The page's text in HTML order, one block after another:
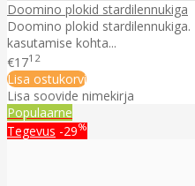
Doomino plokid stardilennukiga
Doomino plokid
kasutamise kohta...
€1712
Lisa ostukorvi
Lisa soovide nimekirja
Populaarne
Tegevus -29%